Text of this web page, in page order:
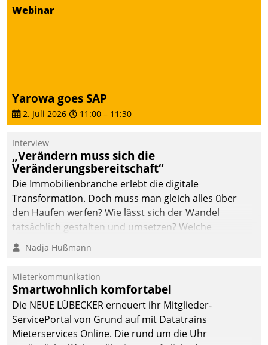
deutscher
Webinar
Yarowa goes SAP
2. Juli 2026 11:00 – 11:30
Interview
„Verändern muss sich die
Veränderungsbereitschaft“
Die Immobilienbranche erlebt die digitale
Transformation. Doch muss man gleich alles über
den Haufen werfen? Wie lässt sich der Wandel
tatsächlich gestalten und umsetzen? Welche
Argumente zählen wirklich?
Nadja Hußmann
Mieterkommunikation
Smartwohnlich komfortabel
Die NEUE LÜBECKER erneuert ihr Mitglieder-
ServicePortal von Grund auf mit Datatrains
Mieterservices Online. Die rund um die Uhr